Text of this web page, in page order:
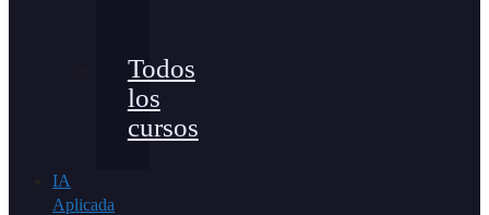
Todos
los
cursos
IA
Aplicada